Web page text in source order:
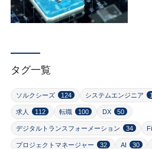
タグ一覧
ソルクシーズ 124 システムエンジニア
求人 112 転職 100 DX 50
デジタルトランスフォーメーション 34
プロジェクトマネージャー 32 AI 30